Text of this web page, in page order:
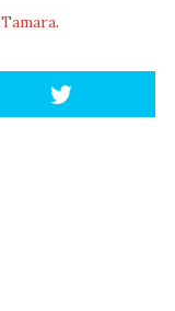
Tamara.